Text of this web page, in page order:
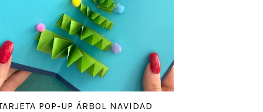
POP-UP ÁRBOL NAVIDAD